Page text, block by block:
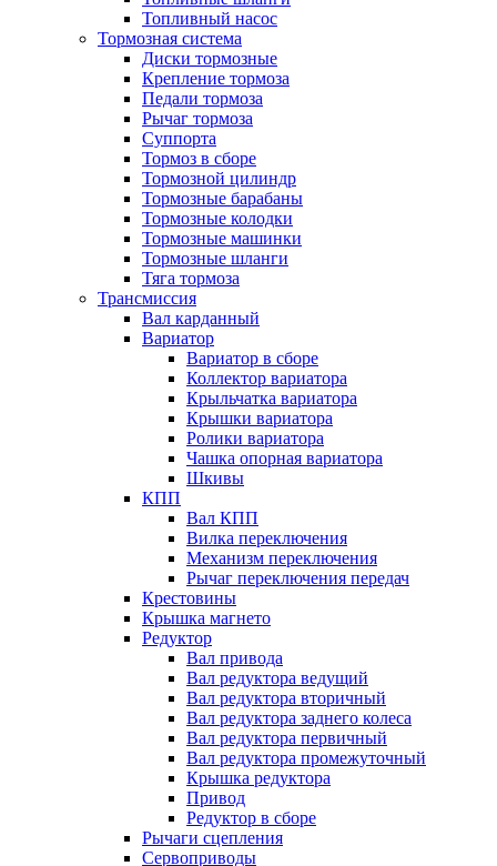
Топливный насос
Тормозная система
Диски тормозные
Крепление тормоза
Педали тормоза
Рычаг тормоза
Суппорта
Тормоз в сборе
Тормозной цилиндр
Тормозные барабаны
Тормозные колодки
Тормозные машинки
Тормозные шланги
Тяга тормоза
Трансмиссия
Вал карданный
Вариатор
Вариатор в сборе
Коллектор вариатора
Крыльчатка вариатора
Крышки вариатора
Ролики вариатора
Чашка опорная вариатора
Шкивы
КПП
Вал КПП
Вилка переключения
Механизм переключения
Рычаг переключения передач
Крестовины
Крышка магнето
Редуктор
Вал привода
Вал редуктора ведущий
Вал редуктора вторичный
Вал редуктора заднего колеса
Вал редуктора первичный
Вал редуктора промежуточный
Крышка редуктора
Привод
Редуктор в сборе
Рычаги сцепления
Сервоприводы